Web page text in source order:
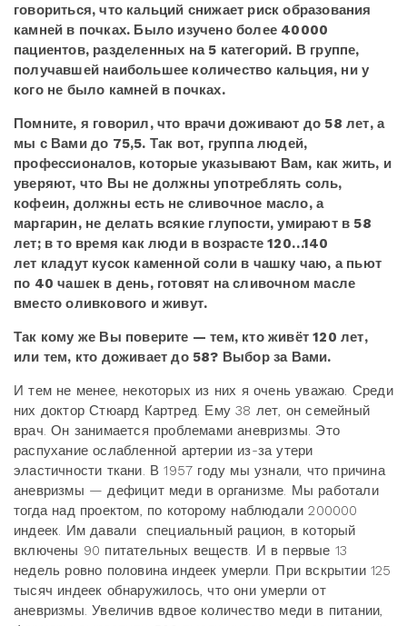
говориться, что кальций снижает риск образования
камней в почках. Было изучено более 40000
пациентов, разделенных на 5 категорий. В группе,
получавшей наибольшее количество кальция, ни у
кого не было камней в почках.
Помните, я говорил, что врачи доживают до 58 лет, а
мы с Вами до 75,5. Так вот, группа людей,
профессионалов, которые указывают Вам, как жить, и
уверяют, что Вы не должны употреблять соль,
кофеин, должны есть не сливочное масло, а
маргарин, не делать всякие глупости, умирают в 58
лет; в то время как люди в возрасте 120…140
лет кладут кусок каменной соли в чашку чаю, а пьют
по 40 чашек в день, готовят на сливочном масле
вместо оливкового и живут.
Так кому же Вы поверите — тем, кто живёт 120 лет,
или тем, кто доживает до 58? Выбор за Вами.
И тем не менее, некоторых из них я очень уважаю. Среди
них доктор Стюард Картред. Ему 38 лет, он семейный
врач. Он занимается проблемами аневризмы. Это
распухание ослабленной артерии из-за утери
эластичности ткани. В 1957 году мы узнали, что причина
аневризмы — дефицит меди в организме. Мы работали
тогда над проектом, по которому наблюдали 200000
индеек. Им давали специальный рацион, в который
включены 90 питательных веществ. И в первые 13
недель ровно половина индеек умерли. При вскрытии 125
тысяч индеек обнаружилось, что они умерли от
аневризмы. Увеличив вдвое количество меди в питании,